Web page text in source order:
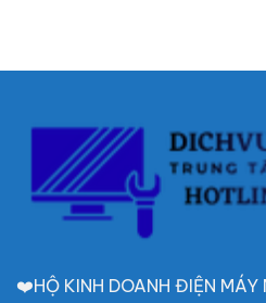
❤️HỘ KINH DOANH ĐIỆN MÁY